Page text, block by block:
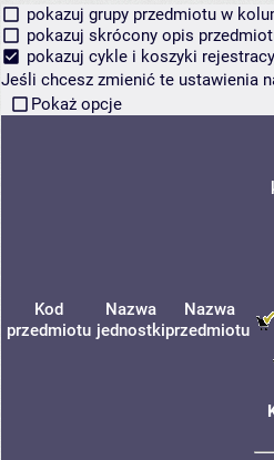
pokazuj grupy przedmiotu w
pokazuj skrócony opis
pokazuj cykle i koszyki
Jeśli chcesz zmienić te ustawienia
Pokaż opcje
Kod
przedmiotu
Nazwa
jednostki
Nazwa
przedmiotu